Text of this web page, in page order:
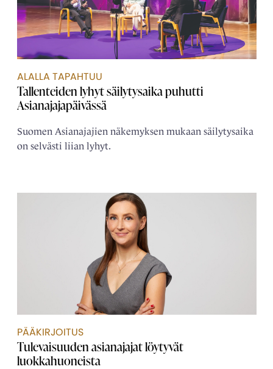
ALALLA TAPAHTUU
Tallenteiden lyhyt säilytysaika puhutti
Asianajajapäivässä
Suomen Asianajajien näkemyksen mukaan säilytysaika
on selvästi liian lyhyt.
PÄÄKIRJOITUS
Tulevaisuuden asianajajat löytyvät
luokkahuoneista